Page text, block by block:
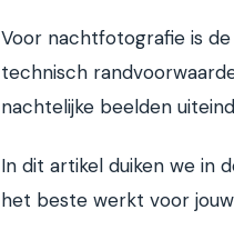
Voor nachtfotografie is de
technisch
nachtelijke beelden
In dit artikel duiken we in
het beste werkt voor